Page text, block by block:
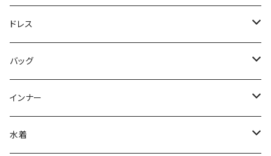
ニット/セーター
パーカー
スウェット/トレーナー
その他
ノースリーブ
その他
チュニック
デニム
レギンス
その他
オールインワン
ロング
その他
ジャケット
その他
パンツスーツ
スカートスーツ
その他
ドレス
ミニ/ショート
ミディアム/ミモレ
ロング/マキシ
バッグ
サブバッグ
クラッチバッグ
インナー
ブラ/ブラトップ/ベアトップ
水着